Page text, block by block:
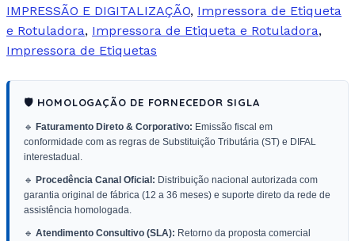
IMPRESSÃO E DIGITALIZAÇÃO, Impressora de Etiqueta
e Rotuladora, Impressora de Etiqueta e Rotuladora,
Impressora de Etiquetas
🛡️ HOMOLOGAÇÃO DE FORNECEDOR SIGLA
🔹 Faturamento Direto & Corporativo: Emissão fiscal em
conformidade com as regras de Substituição Tributária (ST) e DIFAL
interestadual.
🔹 Procedência Canal Oficial: Distribuição nacional autorizada com
garantia original de fábrica (12 a 36 meses) e suporte direto da rede de
assistência homologada.
🔹 Atendimento Consultivo (SLA): Retorno da proposta comercial